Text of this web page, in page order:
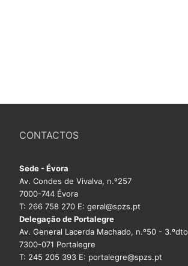
CONTACTOS
Sede - Évora
Av. Condes de Vivalva, n.º257
7000-744 Évora
T: 266 758 270 E: geral@spzs.pt
Delegação de Portalegre
Av. General Lacerda Machado, n.º50 - 3.ºdto
7300-071 Portalegre
T: 245 205 393 E: portalegre@spzs.pt